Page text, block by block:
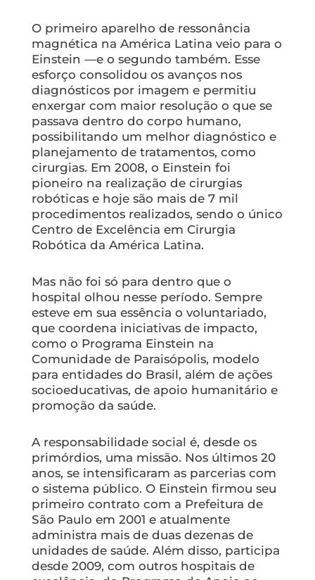
O primeiro aparelho de ressonância
magnética na América Latina veio para o
Einstein —e o segundo também. Esse
esforço consolidou os avanços nos
diagnósticos por imagem e permitiu
enxergar com maior resolução o que se
passava dentro do corpo humano,
possibilitando um melhor diagnóstico e
planejamento de tratamentos, como
cirurgias. Em 2008, o Einstein foi
pioneiro na realização de cirurgias
robóticas e hoje são mais de 7 mil
procedimentos realizados, sendo o único
Centro de Excelência em Cirurgia
Robótica da América Latina.
Mas não foi só para dentro que o
hospital olhou nesse período. Sempre
esteve em sua essência o voluntariado,
que coordena iniciativas de impacto,
como o Programa Einstein na
Comunidade de Paraisópolis, modelo
para entidades do Brasil, além de ações
socioeducativas, de apoio humanitário e
promoção da saúde.
A responsabilidade social é, desde os
primórdios, uma missão. Nos últimos 20
anos, se intensificaram as parcerias com
o sistema público. O Einstein firmou seu
primeiro contrato com a Prefeitura de
São Paulo em 2001 e atualmente
administra mais de duas dezenas de
unidades de saúde. Além disso, participa
desde 2009, com outros hospitais de